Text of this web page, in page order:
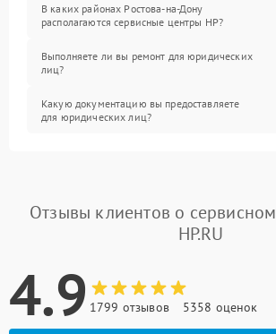
В каких районах Ростова-на-Дону
располагаются сервисные центры HP?
Выполняете ли вы ремонт для юридических
лиц?
Какую документацию вы предоставляете
для юридических лиц?
Отзывы клиентов о
HP.RU
4.9 1799 отзывов 5358 оценок